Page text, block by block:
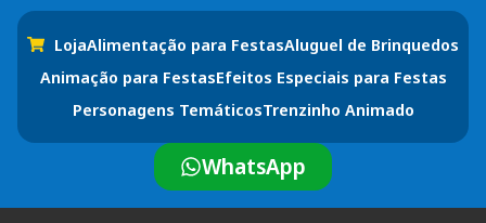
LojaAlimentação para FestasAluguel de Brinquedos
Animação para FestasEfeitos Especiais para Festas
Personagens TemáticosTrenzinho Animado
WhatsApp